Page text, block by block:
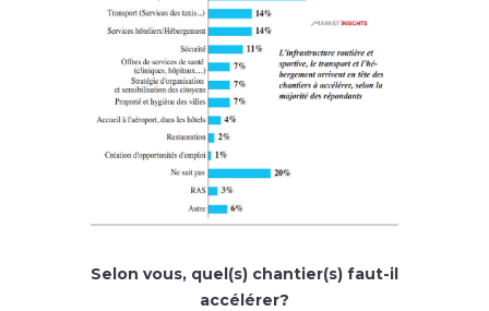
Selon vous, quel(s) chantier(s) faut-il
accélérer?